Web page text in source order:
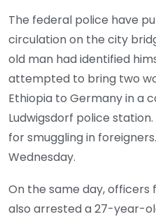
The federal police have
circulation on the city
old man had identified
attempted to bring two
Ethiopia to Germany in a
Ludwigsdorf police
for smuggling in
Wednesday.
On the same day,
also arrested a 27-year-